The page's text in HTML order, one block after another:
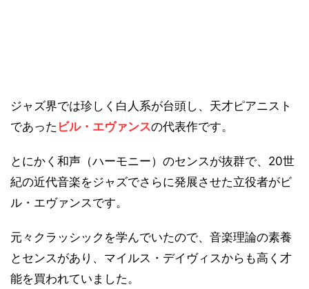
ジャズ界では珍しく白人系が台頭し、天才ピアニスト
であった ビル・エヴァンスの代表作です。
とにかく和声（ハーモニー）のセンスが抜群で、20世
紀の近代音楽をジャズでさらに発展させた立役者がビ
ル・エヴァンスです。
元々クラッシックを学んでいたので、音楽理論の素養
とセンスがあり、マイルス・デイヴィスからも高く才
能を買われていました。